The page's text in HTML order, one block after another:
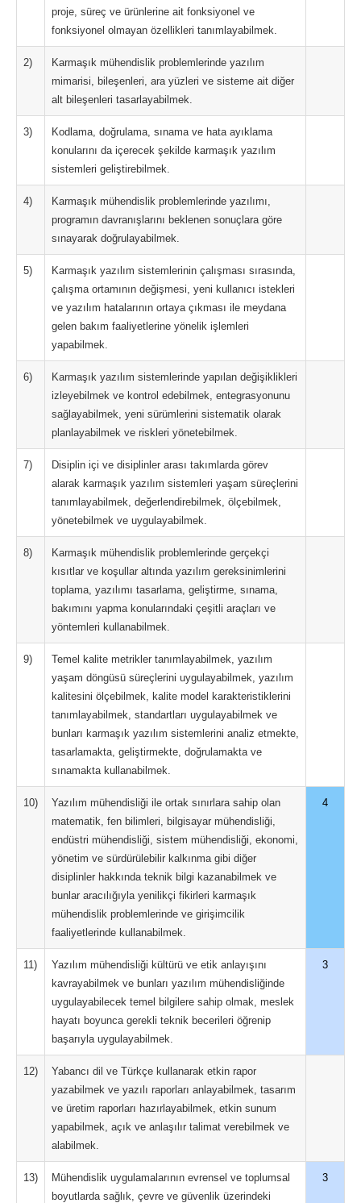
proje, süreç ve ürünlerine ait fonksiyonel ve
fonksiyonel olmayan özellikleri tanımlayabilmek.
2)
Karmaşık mühendislik problemlerinde yazılım
mimarisi, bileşenleri, ara yüzleri ve sisteme ait diğer
alt bileşenleri tasarlayabilmek.
3)
Kodlama, doğrulama, sınama ve hata ayıklama
konularını da içerecek şekilde karmaşık yazılım
sistemleri geliştirebilmek.
4)
Karmaşık mühendislik problemlerinde yazılımı,
programın davranışlarını beklenen sonuçlara göre
sınayarak doğrulayabilmek.
5)
Karmaşık yazılım sistemlerinin çalışması sırasında,
çalışma ortamının değişmesi, yeni kullanıcı istekleri
ve yazılım hatalarının ortaya çıkması ile meydana
gelen bakım faaliyetlerine yönelik işlemleri
yapabilmek.
6)
Karmaşık yazılım sistemlerinde yapılan değişiklikleri
izleyebilmek ve kontrol edebilmek, entegrasyonunu
sağlayabilmek, yeni sürümlerini sistematik olarak
planlayabilmek ve riskleri yönetebilmek.
7)
Disiplin içi ve disiplinler arası takımlarda görev
alarak karmaşık yazılım sistemleri yaşam süreçlerini
tanımlayabilmek, değerlendirebilmek, ölçebilmek,
yönetebilmek ve uygulayabilmek.
8)
Karmaşık mühendislik problemlerinde gerçekçi
kısıtlar ve koşullar altında yazılım gereksinimlerini
toplama, yazılımı tasarlama, geliştirme, sınama,
bakımını yapma konularındaki çeşitli araçları ve
yöntemleri kullanabilmek.
9)
Temel kalite metrikler tanımlayabilmek, yazılım
yaşam döngüsü süreçlerini uygulayabilmek, yazılım
kalitesini ölçebilmek, kalite model karakteristiklerini
tanımlayabilmek, standartları uygulayabilmek ve
bunları karmaşık yazılım sistemlerini analiz etmekte,
tasarlamakta, geliştirmekte, doğrulamakta ve
sınamakta kullanabilmek.
10)
Yazılım mühendisliği ile ortak sınırlara sahip olan
matematik, fen bilimleri, bilgisayar mühendisliği,
endüstri mühendisliği, sistem mühendisliği, ekonomi,
yönetim ve sürdürülebilir kalkınma gibi diğer
disiplinler hakkında teknik bilgi kazanabilmek ve
bunlar aracılığıyla yenilikçi fikirleri karmaşık
mühendislik problemlerinde ve girişimcilik
faaliyetlerinde kullanabilmek.
4
11)
Yazılım mühendisliği kültürü ve etik anlayışını
kavrayabilmek ve bunları yazılım mühendisliğinde
uygulayabilecek temel bilgilere sahip olmak, meslek
hayatı boyunca gerekli teknik becerileri öğrenip
başarıyla uygulayabilmek.
3
12)
Yabancı dil ve Türkçe kullanarak etkin rapor
yazabilmek ve yazılı raporları anlayabilmek, tasarım
ve üretim raporları hazırlayabilmek, etkin sunum
yapabilmek, açık ve anlaşılır talimat verebilmek ve
alabilmek.
13)
Mühendislik uygulamalarının evrensel ve toplumsal
boyutlarda sağlık, çevre ve güvenlik üzerindeki
3